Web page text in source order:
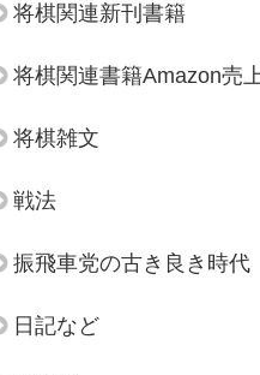
将棋関連新刊書籍
将棋関連書籍Amazon売
将棋雑文
戦法
振飛車党の古き良き時代
日記など